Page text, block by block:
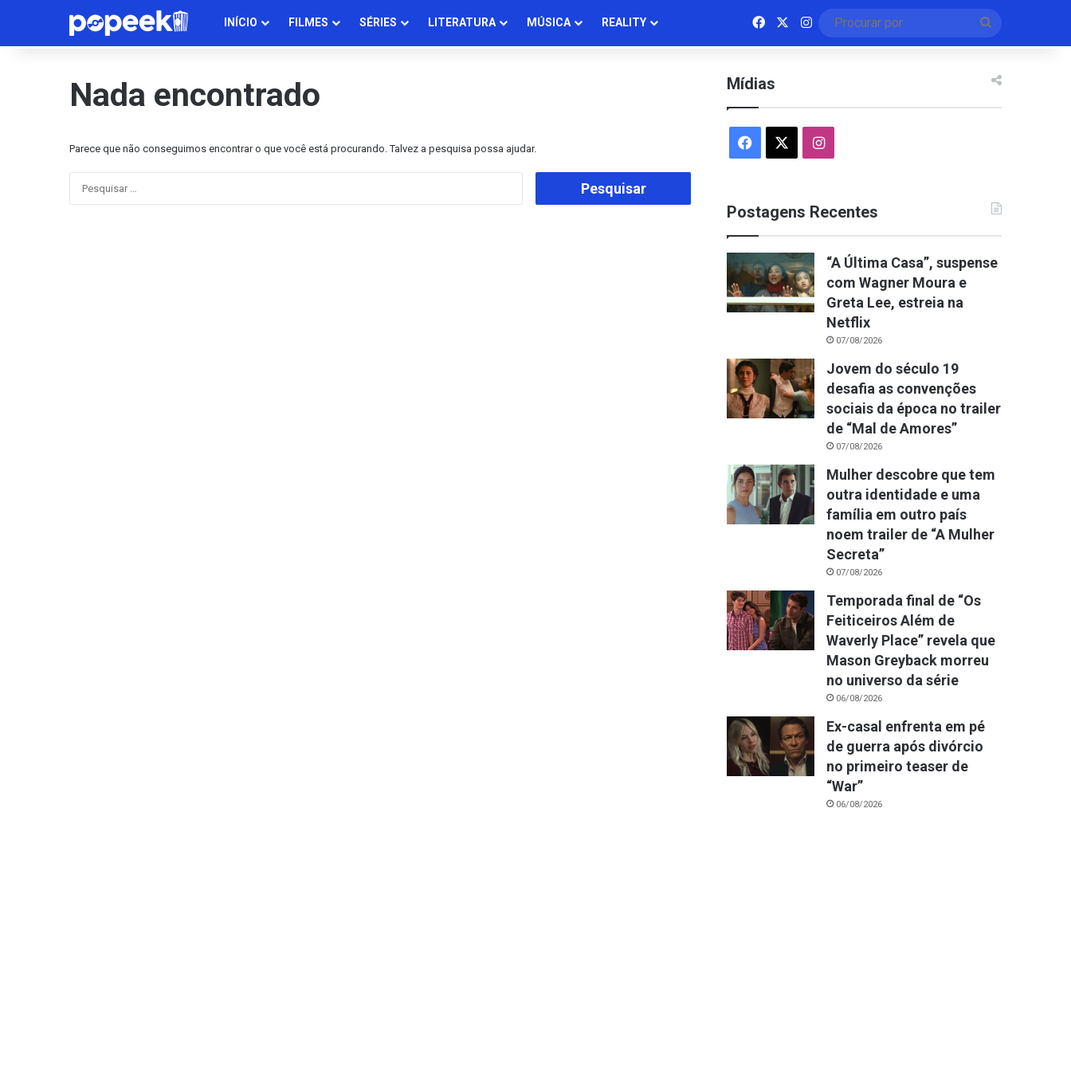
INÍCIO FILMES SÉRIES LITERATURA MÚSICA REALITY FacebookInstagram
por
Nada encontrado
Parece que não conseguimos encontrar o que você está procurando. Talvez a pesquisa possa ajudar.
Mídias
Facebook Instagram
Postagens Recentes
“A Última Casa”, suspense
com Wagner Moura e
Greta Lee, estreia na
Netflix
07/08/2026
Jovem do século 19
desafia as convenções
sociais da época no trailer
de “Mal de Amores”
07/08/2026
Mulher descobre que tem
outra identidade e uma
família em outro país
noem trailer de “A Mulher
Secreta”
07/08/2026
Temporada final de “Os
Feiticeiros Além de
Waverly Place” revela que
Mason Greyback morreu
no universo da série
06/08/2026
Ex-casal enfrenta em pé
de guerra após divórcio
no primeiro teaser de
“War”
06/08/2026